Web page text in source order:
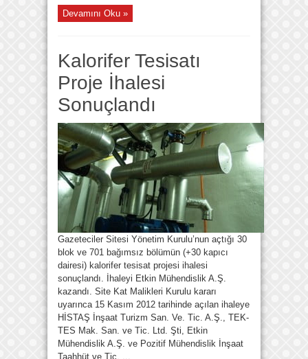
Devamını Oku »
Kalorifer Tesisatı
Proje İhalesi
Sonuçlandı
Gazeteciler Sitesi Yönetim Kurulu’nun açtığı 30
blok ve 701 bağımsız bölümün (+30 kapıcı
dairesi) kalorifer tesisat projesi ihalesi
sonuçlandı. İhaleyi Etkin Mühendislik A.Ş.
kazandı. Site Kat Malikleri Kurulu kararı
uyarınca 15 Kasım 2012 tarihinde açılan ihaleye
HİSTAŞ İnşaat Turizm San. Ve. Tic. A.Ş., TEK-
TES Mak. San. ve Tic. Ltd. Şti, Etkin
Mühendislik A.Ş. ve Pozitif Mühendislik İnşaat
Taahhüt ve Tic. ...